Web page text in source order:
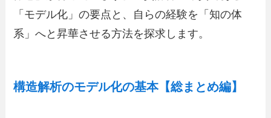
「モデル化」の要点と、自らの経験を「知の体
系」へと昇華させる方法を探求します。
構造解析のモデル化の基本【総まとめ編】